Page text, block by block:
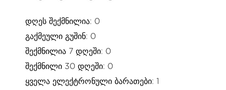
დღეს შექმნილია: 0
გაქმეული გუშინ: 0
შექმნილია 7 დღეში: 0
შექმნილი 30 დღეში: 0
ყველა ელექტრონული ბარათები: 1